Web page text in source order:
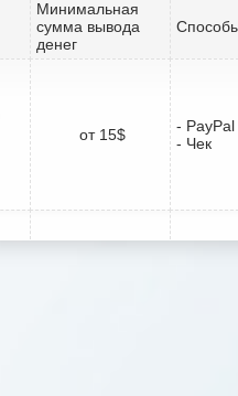
Минимальная
сумма вывода
денег
от 15$
- PayPal
- Чек